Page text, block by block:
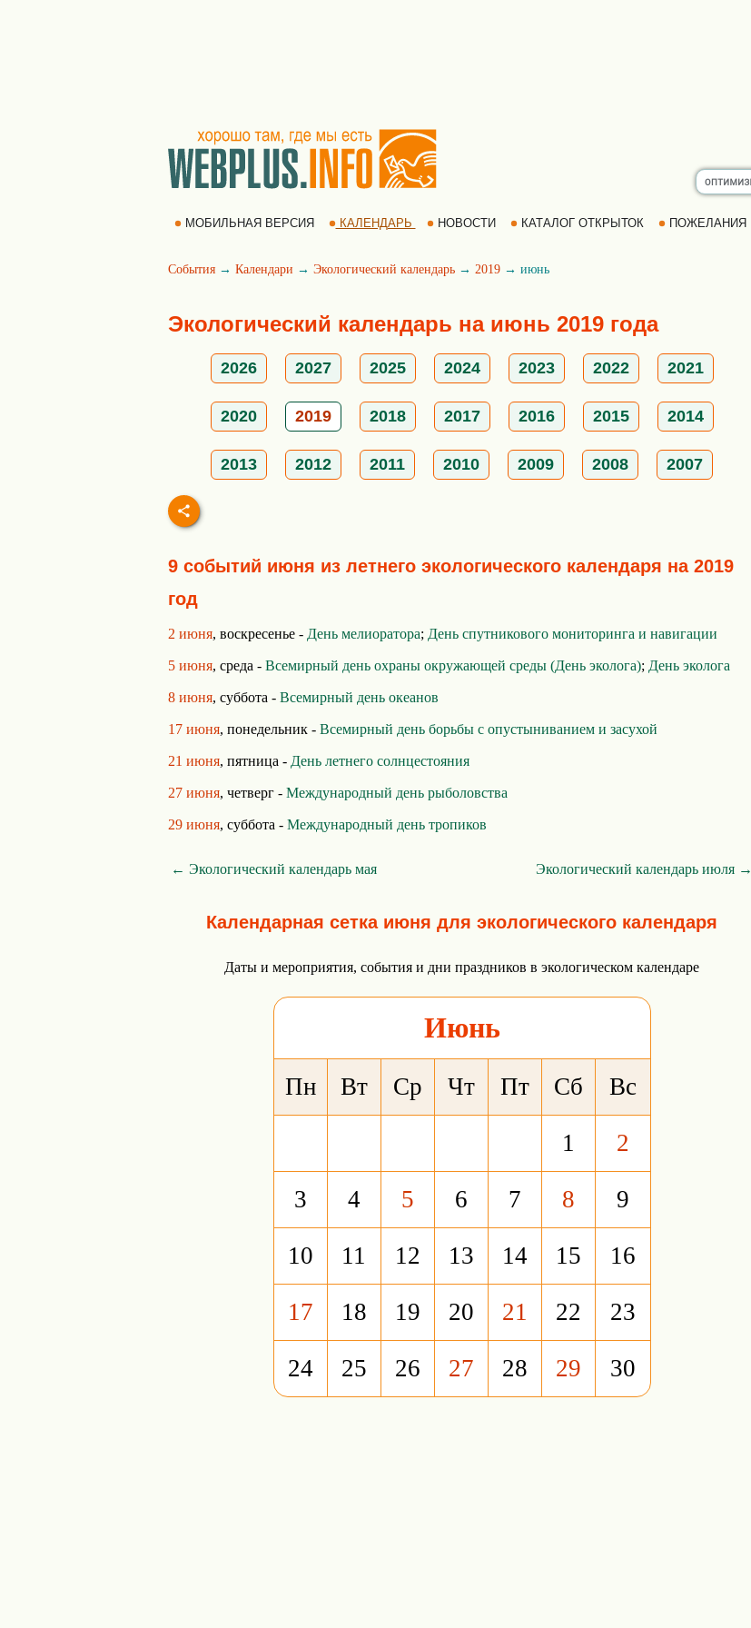
МОБИЛЬНАЯ ВЕРСИЯ КАЛЕНДАРЬ НОВОСТИ КАТАЛОГ ОТКРЫТОК ПОЖЕЛАНИЯ
События → Календари → Экологический календарь → 2019 → июнь
Экологический календарь на июнь 2019 года
2026 2027 2025 2024 2023 2022 2021
2020 2019 2018 2017 2016 2015 2014
2013 2012 2011 2010 2009 2008 2007
9 событий июня из летнего экологического календаря на 2019
год
2 июня, воскресенье - День мелиоратора; День спутникового мониторинга и навигации
5 июня, среда - Всемирный день охраны окружающей среды (День эколога); День эколога
8 июня, суббота - Всемирный день океанов
17 июня, понедельник - Всемирный день борьбы с опустыниванием и засухой
21 июня, пятница - День летнего солнцестояния
27 июня, четверг - Международный день рыболовства
29 июня, суббота - Международный день тропиков
← Экологический календарь мая Экологический календарь июля →
Календарная сетка июня для экологического календаря
Даты и мероприятия, события и дни праздников в экологическом календаре
Июнь
Пн Вт Ср Чт Пт Сб Вс
1 2
3 4 5 6 7 8 9
10 11 12 13 14 15 16
17 18 19 20 21 22 23
24 25 26 27 28 29 30